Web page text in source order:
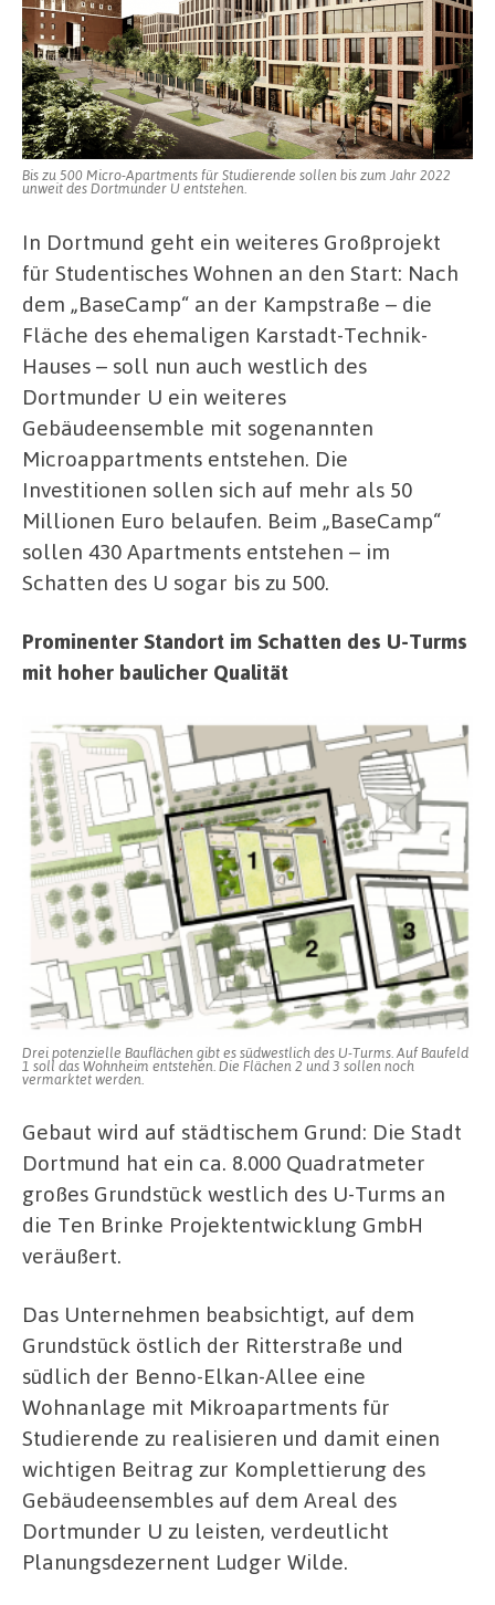
mehr
als
50
Millionen
Euro
in
Micro-
Apartments
Bis zu 500 Micro-Apartments für Studierende sollen bis zum Jahr 2022
unweit des Dortmunder U entstehen.
In Dortmund geht ein weiteres Großprojekt
für Studentisches Wohnen an den Start: Nach
dem „BaseCamp“ an der Kampstraße – die
Fläche des ehemaligen Karstadt-Technik-
Hauses – soll nun auch westlich des
Dortmunder U ein weiteres
Gebäudeensemble mit sogenannten
Microappartments entstehen. Die
Investitionen sollen sich auf mehr als 50
Millionen Euro belaufen. Beim „BaseCamp“
sollen 430 Apartments entstehen – im
Schatten des U sogar bis zu 500.
Prominenter Standort im Schatten des U-Turms
mit hoher baulicher Qualität
Drei potenzielle Bauflächen gibt es südwestlich des U-Turms. Auf Baufeld
1 soll das Wohnheim entstehen. Die Flächen 2 und 3 sollen noch
vermarktet werden.
Gebaut wird auf städtischem Grund: Die Stadt
Dortmund hat ein ca. 8.000 Quadratmeter
großes Grundstück westlich des U-Turms an
die Ten Brinke Projektentwicklung GmbH
veräußert.
Das Unternehmen beabsichtigt, auf dem
Grundstück östlich der Ritterstraße und
südlich der Benno-Elkan-Allee eine
Wohnanlage mit Mikroapartments für
Studierende zu realisieren und damit einen
wichtigen Beitrag zur Komplettierung des
Gebäudeensembles auf dem Areal des
Dortmunder U zu leisten, verdeutlicht
Planungsdezernent Ludger Wilde.